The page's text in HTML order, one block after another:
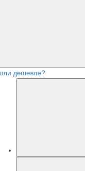
дешевле?